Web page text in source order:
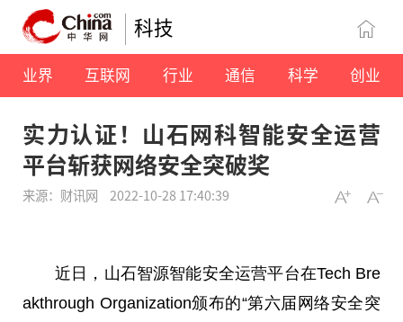
科技
业界 互联网 行业 通信 科学 创业
实力认证！山石网科智能安全运营
平台斩获网络安全突破奖
来源：财讯网 2022-10-28 17:40:39
近 日，山石智源智能安全运营平台在Tech Bre
akthrough Organization颁布的“第六届网络安全突